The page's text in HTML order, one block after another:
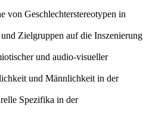
von Geschlechterstereotypen in
Zielgruppen auf die Inszenierung
und audio-visueller
und Männlichkeit in der
Spezifika in der